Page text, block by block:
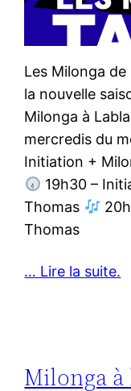
Les Milonga
la nouvelle
Milonga à
mercredis du
Initiation +
19h30 –
Thomas
Thomas
… Lire la suite.
Milonga à